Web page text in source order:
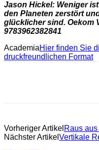
Jason Hickel: Weniger
den Planeten zerstört
glücklicher sind. Oekom
9783962382841
AcademiaHier finden Sie
druckfreundlichen Format
Vorheriger Artikel Raus
Nächster Artikel Vertikale